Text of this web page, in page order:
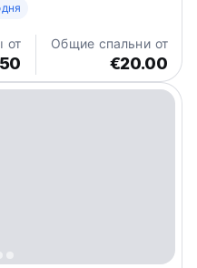
от Общие спальни от
€20.00